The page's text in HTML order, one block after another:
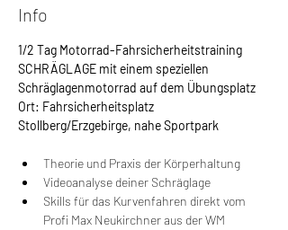
Info
1/2 Tag Motorrad-Fahrsicherheitstraining
SCHRÄGLAGE mit einem speziellen
Schräglagenmotorrad auf dem Übungsplatz
Ort: Fahrsicherheitsplatz
Stollberg/Erzgebirge, nahe Sportpark
Theorie und Praxis der Körperhaltung
Videoanalyse deiner Schräglage
Skills für das Kurvenfahren direkt vom
Profi Max Neukirchner aus der WM